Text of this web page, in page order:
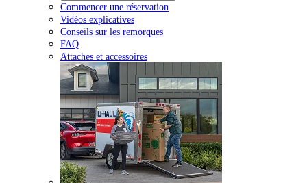
Commencer une réservation
Vidéos explicatives
Conseils sur les remorques
FAQ
Attaches et accessoires